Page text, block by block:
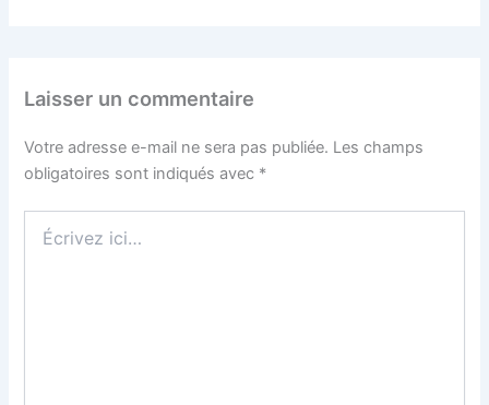
Laisser un commentaire
Votre adresse e-mail ne sera pas publiée. Les champs
obligatoires sont indiqués avec *
ici…